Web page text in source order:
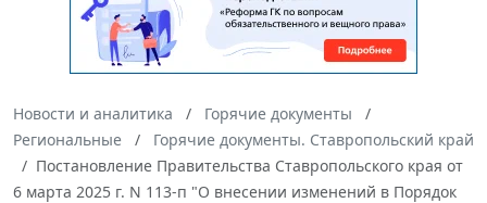
Новости и аналитика
Горячие документы
Региональные
Горячие документы. Ставропольский край
Постановление Правительства Ставропольского края от
6 марта 2025 г. N 113-п "О внесении изменений в Порядок